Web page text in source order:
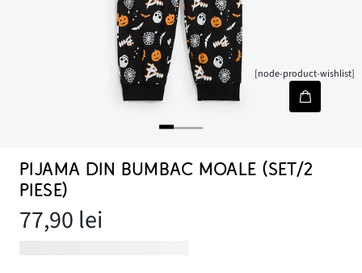
[node-product-wishlist]
PIJAMA DIN BUMBAC MOALE (SET/2
PIESE)
77,90 lei